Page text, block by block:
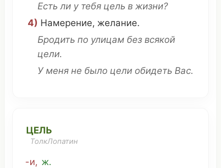
Есть ли у тебя цель в жизни?
4) Намерение, желание.
Бродить по улицам без всякой
цели.
У меня не было цели обидеть Вас.
ЦЕЛЬ
ТолкЛопатин
-и, ж.